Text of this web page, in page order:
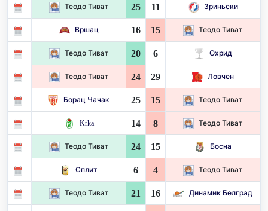
Теодо Тиват 25 11 Зриньски
Вршац 16 15 Теодо Тиват
Теодо Тиват 20 6 Охрид
Теодо Тиват 24 29 Ловчен
Борац Чачак 25 15 Теодо Тиват
Krka 14 8 Теодо Тиват
Теодо Тиват 24 15 Босна
Сплит 6 4 Теодо Тиват
Теодо Тиват 21 16 Динамик Белград